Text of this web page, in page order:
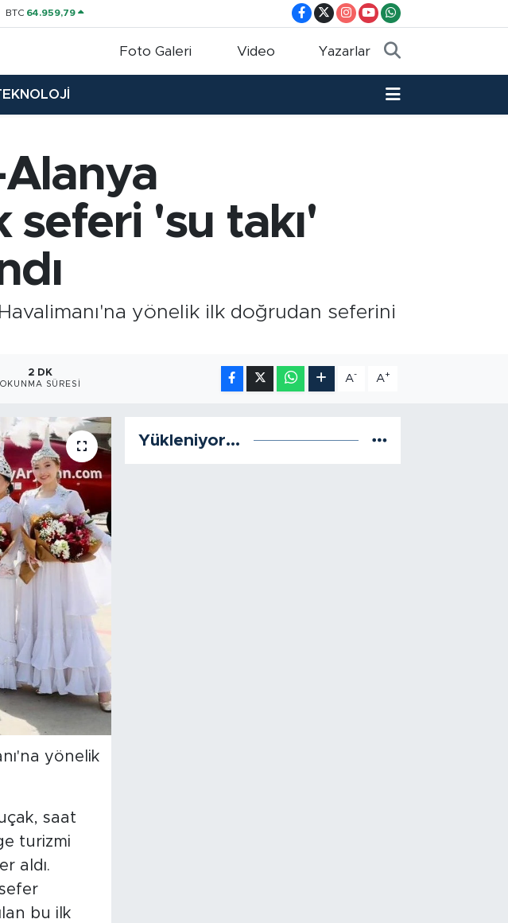
BTC 64.959,79
Foto Galeri Video Yazarlar
seferi 'su takı'
yönelik ilk doğrudan seferini
2 DK
OKUNMA SÜRESI
A- A+
yönelik
saat
turizmi
aldı.
bu ilk
Yükleniyor...